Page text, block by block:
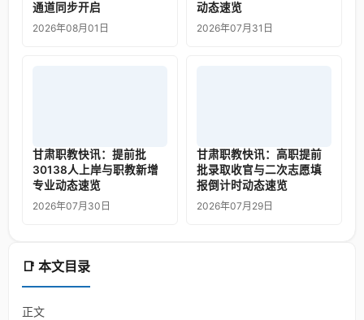
📑 本文目录
正文
通道同步开启
2026年08月01日
动态速览
2026年07月31日
甘肃职教快讯：提前批
30138人上岸与职教新增
专业动态速览
2026年07月30日
甘肃职教快讯：高职提前
批录取收官与二次志愿填
报倒计时动态速览
2026年07月29日